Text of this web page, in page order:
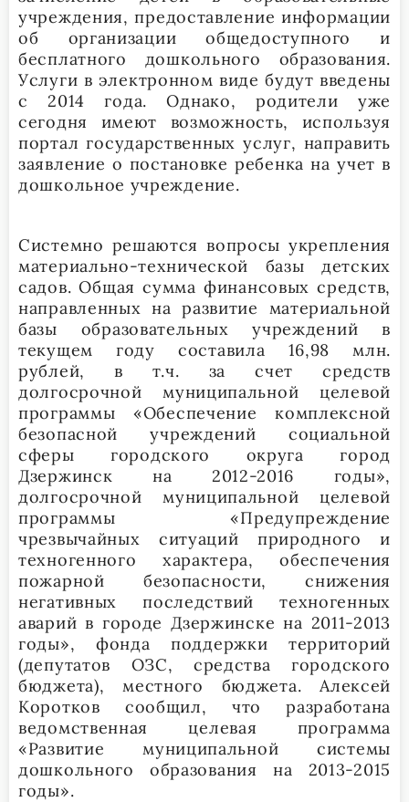
учреждения, предоставление информации
об организации общедоступного и
бесплатного дошкольного образования.
Услуги в электронном виде будут введены
с 2014 года. Однако, родители уже
сегодня имеют возможность, используя
портал государственных услуг, направить
заявление о постановке ребенка на учет в
дошкольное учреждение.
Системно решаются вопросы укрепления
материально-технической базы детских
садов. Общая сумма финансовых средств,
направленных на развитие материальной
базы образовательных учреждений в
текущем году составила 16,98 млн.
рублей, в т.ч. за счет средств
долгосрочной муниципальной целевой
программы «Обеспечение комплексной
безопасной учреждений социальной
сферы городского округа город
Дзержинск на 2012-2016 годы»,
долгосрочной муниципальной целевой
программы «Предупреждение
чрезвычайных ситуаций природного и
техногенного характера, обеспечения
пожарной безопасности, снижения
негативных последствий техногенных
аварий в городе Дзержинске на 2011-2013
годы», фонда поддержки территорий
(депутатов ОЗС, средства городского
бюджета), местного бюджета. Алексей
Коротков сообщил, что разработана
ведомственная целевая программа
«Развитие муниципальной системы
дошкольного образования на 2013-2015
годы».